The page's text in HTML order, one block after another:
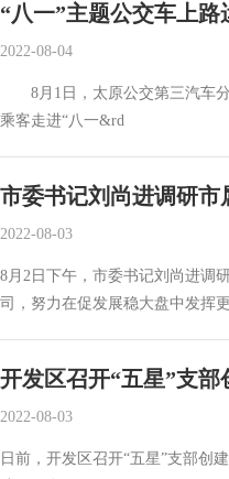
“八一”主题公交车上
2022-08-04
8月1日，太原公交第三汽车
乘客走进“八一&rd
市委书记刘尚进调研
2022-08-03
8月2日下午，市委书记刘尚进调
司，努力在促发展稳大盘中发挥
开发区召开“五星”支
2022-08-03
日前，开发区召开“五星”支部创